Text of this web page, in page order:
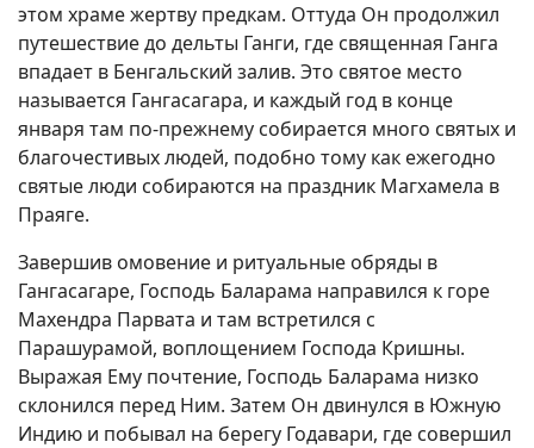
этом храме жертву предкам. Оттуда Он продолжил
путешествие до дельты Ганги, где священная Ганга
впадает в Бенгальский залив. Это святое место
называется Гангасагара, и каждый год в конце
января там по-прежнему собирается много святых и
благочестивых людей, подобно тому как ежегодно
святые люди собираются на праздник Магхамела в
Праяге.
Завершив омовение и ритуальные обряды в
Гангасагаре, Господь Баларама направился к горе
Махендра Парвата и там встретился с
Парашурамой, воплощением Господа Кришны.
Выражая Ему почтение, Господь Баларама низко
склонился перед Ним. Затем Он двинулся в Южную
Индию и побывал на берегу Годавари, где совершил